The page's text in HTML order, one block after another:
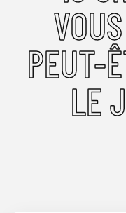
PEUT-
LE